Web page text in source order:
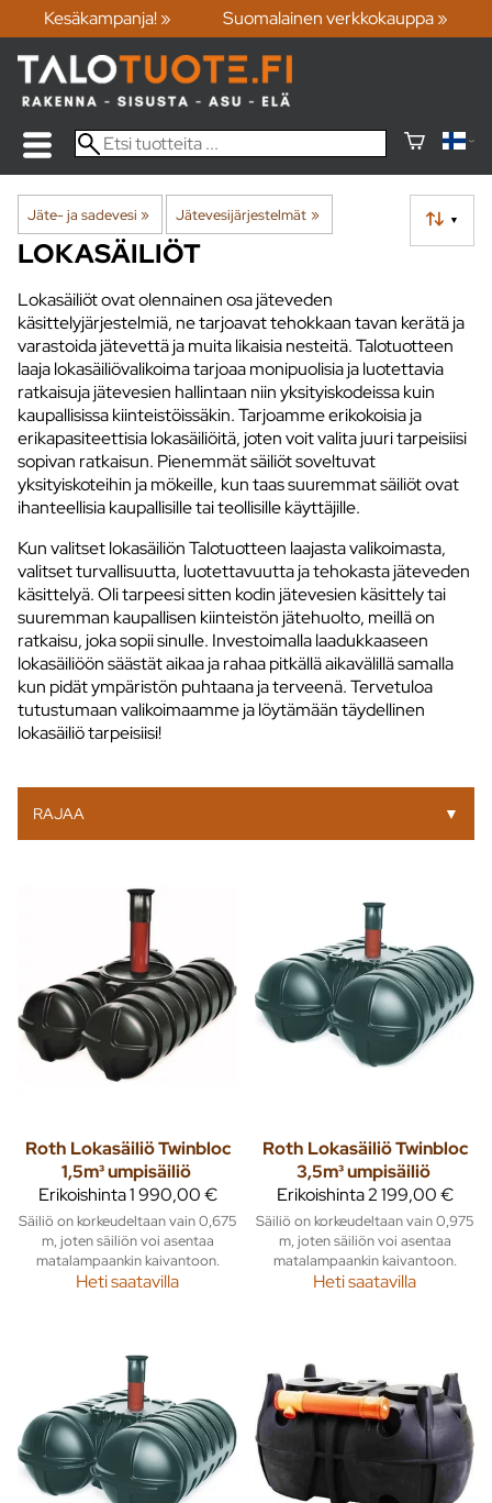
Kesäkampanja! » Suomalainen verkkokauppa »
Jäte- ja sadevesi ‪» Jätevesijärjestelmät ‪» ▼
LOKASÄILIÖT
Lokasäiliöt ovat olennainen osa jäteveden
käsittelyjärjestelmiä, ne tarjoavat tehokkaan tavan kerätä ja
varastoida jätevettä ja muita likaisia nesteitä. Talotuotteen
laaja lokasäiliövalikoima tarjoaa monipuolisia ja luotettavia
ratkaisuja jätevesien hallintaan niin yksityiskodeissa kuin
kaupallisissa kiinteistöissäkin. Tarjoamme erikokoisia ja
erikapasiteettisia lokasäiliöitä, joten voit valita juuri tarpeisiisi
sopivan ratkaisun. Pienemmät säiliöt soveltuvat
yksityiskoteihin ja mökeille, kun taas suuremmat säiliöt ovat
ihanteellisia kaupallisille tai teollisille käyttäjille.
Kun valitset lokasäiliön Talotuotteen laajasta valikoimasta,
valitset turvallisuutta, luotettavuutta ja tehokasta jäteveden
käsittelyä. Oli tarpeesi sitten kodin jätevesien käsittely tai
suuremman kaupallisen kiinteistön jätehuolto, meillä on
ratkaisu, joka sopii sinulle. Investoimalla laadukkaaseen
lokasäiliöön säästät aikaa ja rahaa pitkällä aikavälillä samalla
kun pidät ympäristön puhtaana ja terveenä. Tervetuloa
tutustumaan valikoimaamme ja löytämään täydellinen
lokasäiliö tarpeisiisi!
RAJAA ▼
Roth Lokasäiliö Twinbloc
1,5m³ umpisäiliö
Erikoishinta1 990,00 €
Säiliö on korkeudeltaan vain 0,675
m, joten säiliön voi asentaa
matalampaankin kaivantoon.
Heti saatavilla
Roth Lokasäiliö Twinbloc
3,5m³ umpisäiliö
Erikoishinta2 199,00 €
Säiliö on korkeudeltaan vain 0,975
m, joten säiliön voi asentaa
matalampaankin kaivantoon.
Heti saatavilla